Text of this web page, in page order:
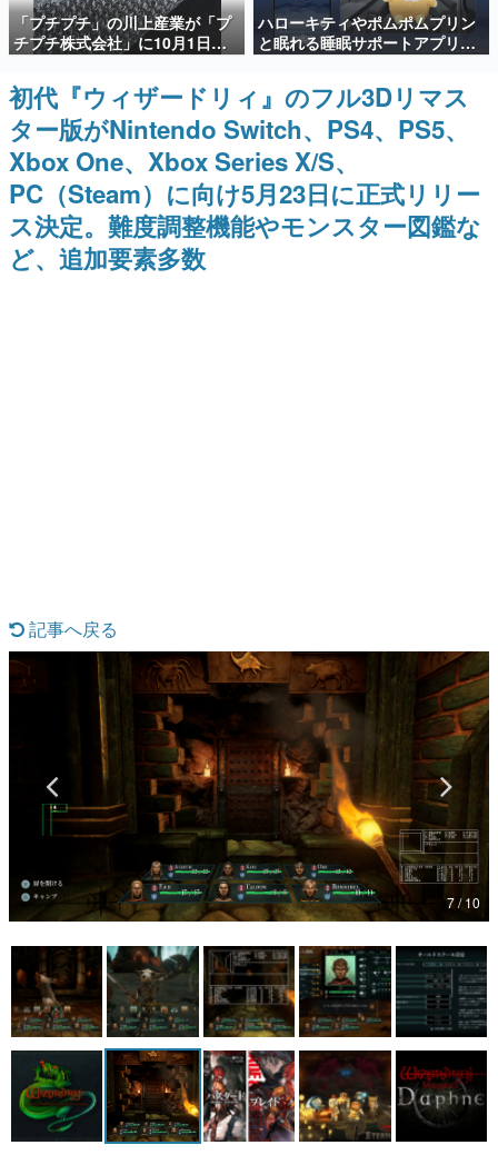
新世代に訊く
これからのデジタルゲーム市場を担う若きクリエイター達
の姿を追い、彼らのルーツと情熱を探っていきます。
ゲーム世代の作家たち
ゲームに多大な影響を受けた作家さんに取材し、ゲームが
日本のコンテンツ産業やカルチャーに与えた影響を探る企
画です。
日本モバイルゲーム産業史
日本のモバイルゲーム史における主要なトピック・タイト
ルを網羅するほか、開発者へのインタビューや識者による
解説を掲載。約20年の歴史が一望できる決定版！
マンガ
アプリレビュー
その他
電ファミニコゲーマーとは？
運営：株式会社マレ
「プチプチ」の川上産業が「プ
チプチ株式会社」に10月1日よ
り社名変更へ。創業58年で初め
ての変更で、“プチッ”と鳴るお
なじみの緩衝材が会社の名前に
ハローキティやポムポムプリン
と眠れる睡眠サポートアプリ
『ゆめたび』が配信中。キャラ
ムも搭載
初代『ウィザードリィ』のフル3Dリマス
ター版がNintendo Switch、PS4、PS5、
Xbox One、Xbox Series X/S、
PC（Steam）に向け5月23日に正式リリー
ス決定。難度調整機能やモンスター図鑑な
ど、追加要素多数
記事へ戻る
7 / 10